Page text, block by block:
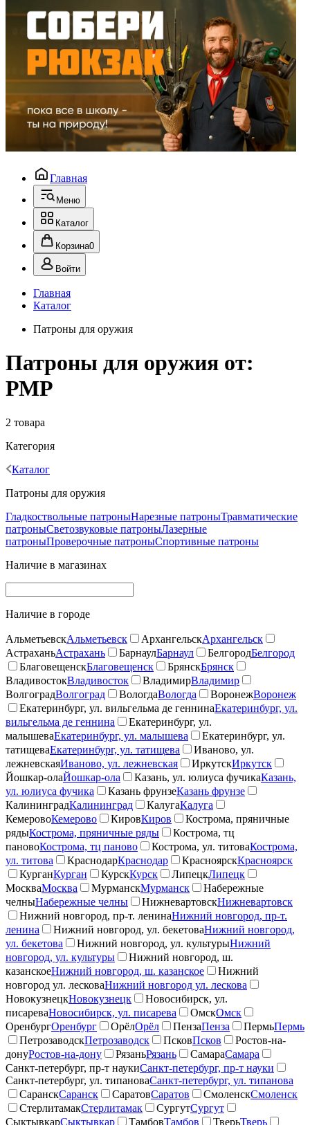
Главная
Меню
Каталог
Корзина0
Войти
Главная
Каталог
Патроны для оружия
Патроны для оружия от:
РМР
2 товара
Категория
Каталог
Патроны для оружия
Гладкоствольные патроныНарезные патроныТравматические
патроныСветозвуковые патроныЛазерные
патроныПроверочные патроныСпортивные патроны
Наличие в магазинах
Наличие в городе
АльметьевскАльметьевск АрхангельскАрхангельск
АстраханьАстрахань БарнаулБарнаул БелгородБелгород
БлаговещенскБлаговещенск БрянскБрянск
ВладивостокВладивосток ВладимирВладимир
ВолгоградВолгоград ВологдаВологда ВоронежВоронеж
Екатеринбург, ул. вильгельма де геннинаЕкатеринбург, ул.
вильгельма де геннина
Екатеринбург, ул.
малышеваЕкатеринбург, ул. малышева
Екатеринбург, ул.
татищеваЕкатеринбург, ул. татищева
Иваново, ул.
лежневскаяИваново, ул. лежневская ИркутскИркутск
Йошкар-олаЙошкар-ола Казань, ул. юлиуса фучикаКазань,
ул. юлиуса фучика
Казань фрунзеКазань фрунзе
КалининградКалининград КалугаКалуга
КемеровоКемерово КировКиров
Кострома, пряничные
рядыКострома, пряничные ряды
Кострома, тц
пановоКострома, тц паново Кострома, ул. титоваКострома,
ул. титова
КраснодарКраснодар КрасноярскКрасноярск
КурганКурган КурскКурск ЛипецкЛипецк
МоскваМосква МурманскМурманск
Набережные
челныНабережные челны НижневартовскНижневартовск
Нижний новгород, пр-т. ленинаНижний новгород, пр-т.
ленина
Нижний новгород, ул. бекетоваНижний новгород,
ул. бекетова
Нижний новгород, ул. культурыНижний
новгород, ул. культуры
Нижний новгород, ш.
казанскоеНижний новгород, ш. казанское
Нижний
новгород ул. лесковаНижний новгород ул. лескова
НовокузнецкНовокузнецк
Новосибирск, ул.
писареваНовосибирск, ул. писарева ОмскОмск
ОренбургОренбург ОрёлОрёл ПензаПенза ПермьПермь
ПетрозаводскПетрозаводск ПсковПсков
Ростов-на-
донуРостов-на-дону РязаньРязань СамараСамара
Санкт-петербург, пр-т наукиСанкт-петербург, пр-т науки
Санкт-петербург, ул. типановаСанкт-петербург, ул. типанова
СаранскСаранск СаратовСаратов СмоленскСмоленск
СтерлитамакСтерлитамак СургутСургут
СыктывкарСыктывкар ТамбовТамбов ТверьТверь